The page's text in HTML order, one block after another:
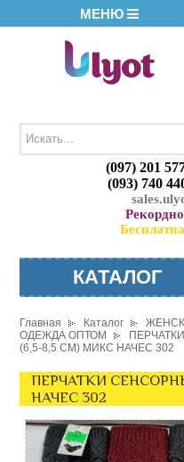
МЕНЮ
(097) 201
(093) 740
КАТАЛОГ
Главная Каталог
ОДЕЖДА ОПТОМ
(6,5-8,5 СМ) МИКС НАЧЕС 302
ПЕРЧАТКИ
НАЧЕС 302